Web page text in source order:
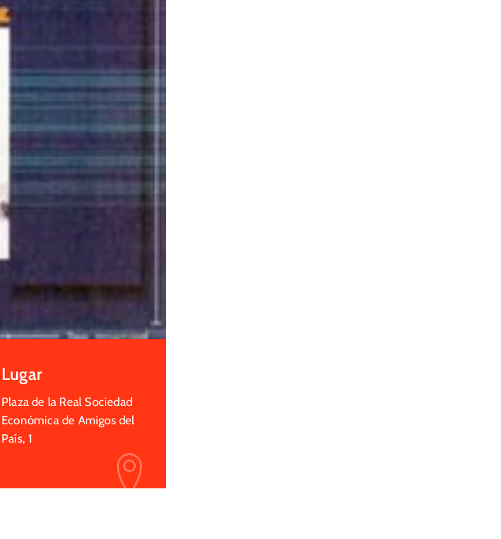
Lugar
Plaza de la Real Sociedad
Económica de Amigos del
País, 1